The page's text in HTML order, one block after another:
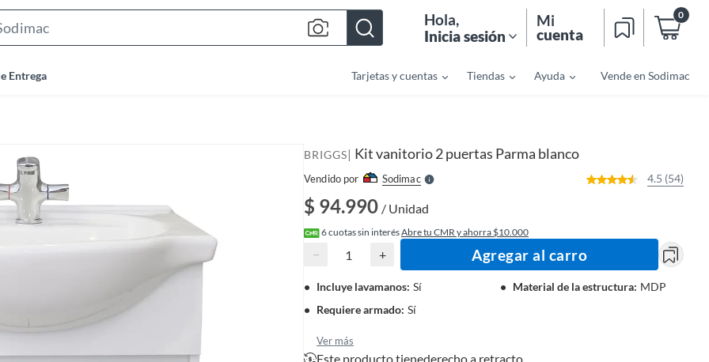
Hola,
Inicia sesión
Mi
cuenta
0
Entrega Tarjetas y cuentas Tiendas Ayuda Vende en Sodimac
BRIGGS| Kit vanitorio 2 puertas Parma blanco
Vendido por SodimacS
l
l
4.5 (54)
$ 94.990 / Unidad
6cuotas sin interésAbre tu CMR y ahorra $10.000
− + Agregar al carro
Incluye lavamanos: Sí Material de la estructura: MDP
Requiere armado: Sí
Ver más
Este producto tienederecho a retracto